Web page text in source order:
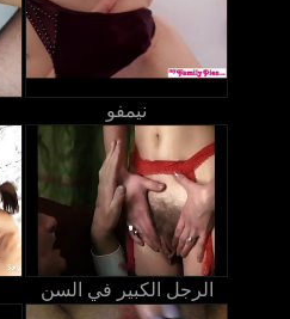
نيمفو
الرجل الكبير في السن